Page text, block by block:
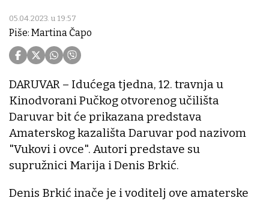
05.04.2023. u 19:57
Piše: Martina Čapo
DARUVAR – Idućega tjedna, 12. travnja u
Kinodvorani Pučkog otvorenog učilišta
Daruvar bit će prikazana predstava
Amaterskog kazališta Daruvar pod nazivom
"Vukovi i ovce". Autori predstave su
supružnici Marija i Denis Brkić.
Denis Brkić inače je i voditelj ove amaterske